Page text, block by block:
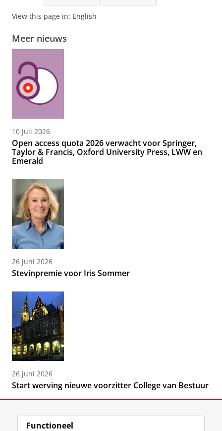
View this page in: English
Meer nieuws
10 juli 2026
Open access quota 2026 verwacht voor Springer,
Taylor & Francis, Oxford University Press, LWW en
Emerald
26 juni 2026
Stevinpremie voor Iris Sommer
26 juni 2026
Start werving nieuwe voorzitter College van Bestuur
Functioneel